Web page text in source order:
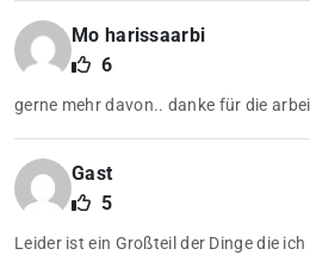
Mo harissaarbi
6
gerne mehr davon.. danke für die
Gast
5
Leider ist ein Großteil der Dinge die